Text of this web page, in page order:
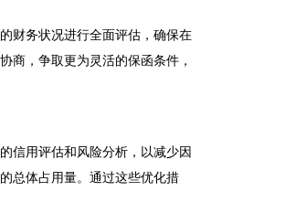
财务状况进行全面评估，确保在
商，争取更为灵活的保函条件，
信用评估和风险分析，以减少因
总体占用量。通过这些优化措